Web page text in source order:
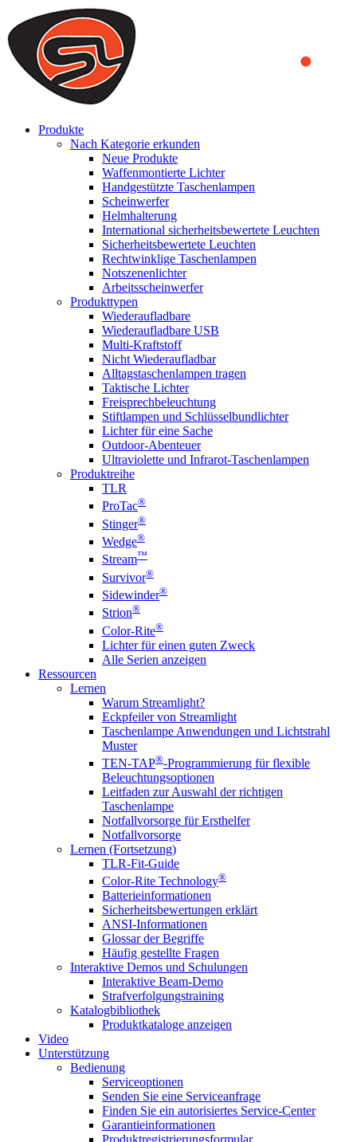
We use cookies to ensure that we provide you the best experience
on our website. By continuing to browse this website, you accept
that cookies are used to help us analyze how the website is used and
to offer you a better experience. To learn more or to find out how
you can disable cookies, you can access our
Produkte
Nach Kategorie erkunden
Neue Produkte
Waffenmontierte Lichter
Handgestützte Taschenlampen
Scheinwerfer
Helmhalterung
International sicherheitsbewertete Leuchten
Sicherheitsbewertete Leuchten
Rechtwinklige Taschenlampen
Notszenenlichter
Arbeitsscheinwerfer
Produkttypen
Wiederaufladbare
Wiederaufladbare USB
Multi-Kraftstoff
Nicht Wiederaufladbar
Alltagstaschenlampen tragen
Taktische Lichter
Freisprechbeleuchtung
Stiftlampen und Schlüsselbundlichter
Lichter für eine Sache
Outdoor-Abenteuer
Ultraviolette und Infrarot-Taschenlampen
Produktreihe
TLR
ProTac®
Stinger®
Wedge®
Stream™
Survivor®
Sidewinder®
Strion®
Color-Rite®
Lichter für einen guten Zweck
Alle Serien anzeigen
Ressourcen
Lernen
Warum Streamlight?
Eckpfeiler von Streamlight
Taschenlampe Anwendungen und Lichtstrahl
Muster
TEN-TAP®-Programmierung für flexible
Beleuchtungsoptionen
Leitfaden zur Auswahl der richtigen
Taschenlampe
Notfallvorsorge für Ersthelfer
Notfallvorsorge
Lernen (Fortsetzung)
TLR-Fit-Guide
Color-Rite Technology®
Batterieinformationen
Sicherheitsbewertungen erklärt
ANSI-Informationen
Glossar der Begriffe
Häufig gestellte Fragen
Interaktive Demos und Schulungen
Interaktive Beam-Demo
Strafverfolgungstraining
Katalogbibliothek
Produktkataloge anzeigen
Video
Unterstützung
Bedienung
Serviceoptionen
Senden Sie eine Serviceanfrage
Finden Sie ein autorisiertes Service-Center
Garantieinformationen